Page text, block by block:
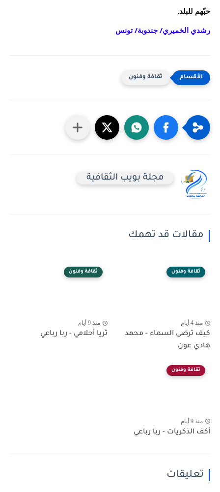
حبّهم للبلد.
رشدي الخميري/ جندوبة/ تونس
ثقافة وفنون
مجلة بويب الثقافية
مقالات قد تهمك
ثقافة وفنون
منذ 4 أيام
كيف ترضى السماء - محمد
هادي عون
ثقافة وفنون
منذ 9 أيام
ثريا أحلامي - ربا رباعي
ثقافة وفنون
منذ 9 أيام
أكف الذكريات - ربا رباعي
تعليقات